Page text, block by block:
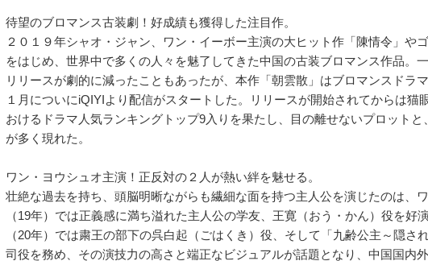
待望のブロマンス古装劇！好成績も獲得した注目作。
２０１９年シャオ・ジャン、ワン・イーボー主演の大ヒット作「陳情令」や
をはじめ、世界中で多くの人々を魅了してきた中国の古装ブロマンス作品。
リリースが劇的に減ったこともあったが、本作「朝雲散」はブロマンスドラ
１月についにiQIYIより配信がスタートした。リリースが開始されてからは
おけるドラマ人気ランキングトップ9入りを果たし、目の離せないプロット
が多く現れた。
ワン・ヨウシュオ主演！正反対の２人が熱い絆を魅せる。
壮絶な過去を持ち、頭脳明晰ながらも繊細な面を持つ主人公を演じたのは、
（19年）では正義感に満ち溢れた主人公の学友、王寛（おう・かん）役を好
（20年）では粛王の部下の呉白起（ごはくき）役、そして「九齢公主～隠
司役を務め、その演技力の高さと端正なビジュアルが話題となり、中国国内